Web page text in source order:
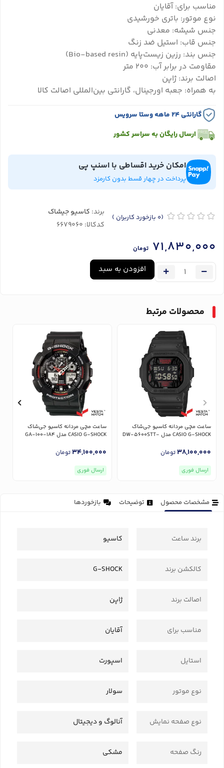
مناسب برای: آقایان
نوع موتور: باتری خورشیدی
جنس شیشه: معدنی
جنس قاب: استیل ضد زنگ
جنس بند: رزین زیست‌پایه (Bio-based resin)
مقاومت در برابر آب: 200 متر
اصالت برند: ژاپن
به همراه: جعبه اورجینال، گارانتی بین‌المللی اصالت کالا
گارانتی ۲۴ ماهه وستا سرویس
ارسال رایگان به سراسر کشور
امکان خرید اقساطی با اسنپ پی
پرداخت در چهار قسط بدون کارمزد
(0 بازخورد کاربران ) برند: کاسیو جیشاک
کدکالا:
71,830,000 تومان
افزودن به سبد
محصولات مرتبط
ساعت مچی مردانه کاسیو جی‌شاک
CASIO G-SHOCK مدل DW-5600STT-
38,100,000تومان
ارسال فوری
ساعت مچی مردانه کاسیو جی‌شاک
CASIO G-SHOCK مدل GA-100-1A4
34,100,000تومان
ارسال فوری
مشخصات محصول توضیحات بازخوردها
برند ساعت کاسیو
کالکشن برند G-SHOCK
اصالت برند ژاپن
مناسب برای آقایان
استایل اسپورت
نوع موتور سولار
نوع صفحه نمایش آنالوگ و دیجیتال
رنگ صفحه مشکی